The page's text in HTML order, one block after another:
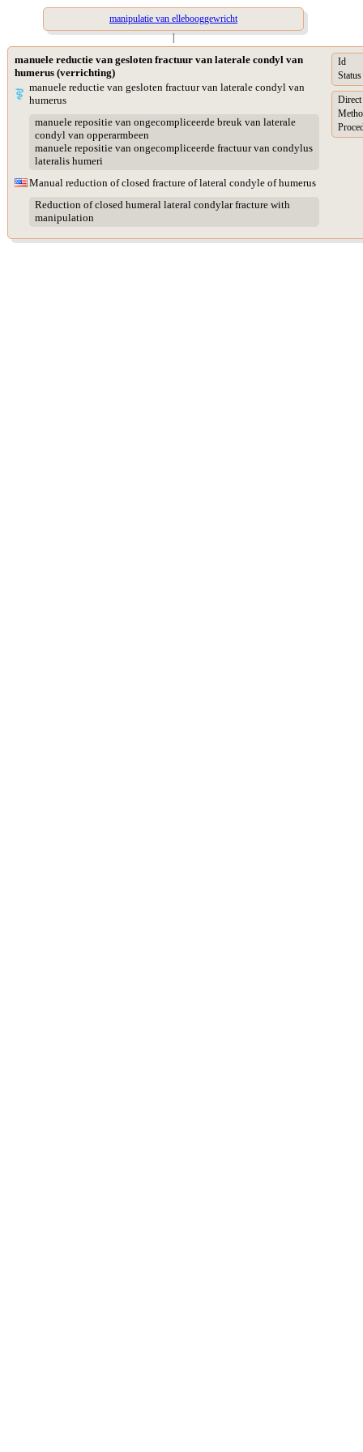
manipulatie van ellebooggewricht
|
manuele reductie van gesloten fractuur van laterale condyl van
humerus (verrichting)
manuele reductie van gesloten fractuur van laterale condyl van
humerus
manuele repositie van ongecompliceerde breuk van laterale
condyl van opperarmbeen
manuele repositie van ongecompliceerde fractuur van condylus
lateralis humeri
Manual reduction of closed fracture of lateral condyle of humerus
Reduction of closed humeral lateral condylar fracture with
manipulation
Id
Status